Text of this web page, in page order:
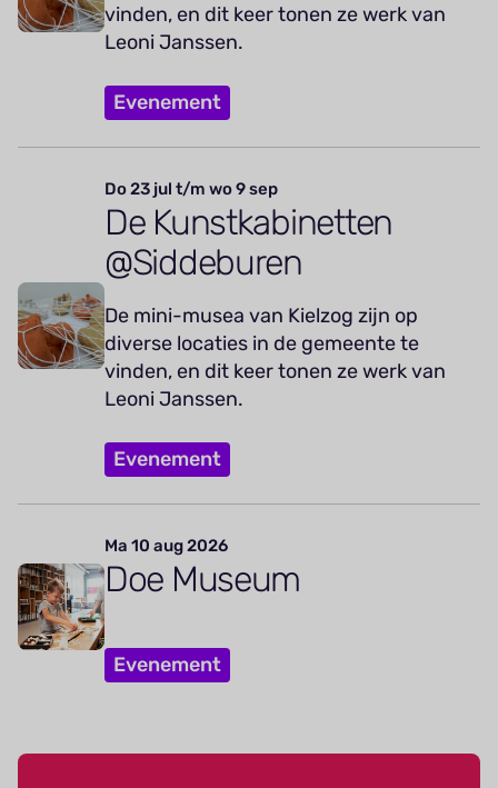
vinden, en dit keer tonen ze werk van
Leoni Janssen.
Evenement
Do 23 jul t/m wo 9 sep
De Kunstkabinetten
@Siddeburen
De mini-musea van Kielzog zijn op
diverse locaties in de gemeente te
vinden, en dit keer tonen ze werk van
Leoni Janssen.
Evenement
Ma 10 aug 2026
Doe Museum
Evenement